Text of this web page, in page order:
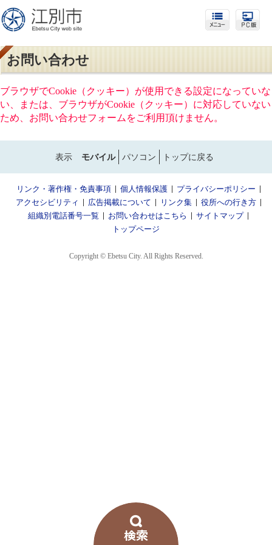
お問い合わせ
ブラウザでCookie（クッキー）が使用できる設定になっていな
い、または、ブラウザがCookie（クッキー）に対応していない
ため、お問い合わせフォームをご利用頂けません。
表示 モバイル パソコン トップに戻る
リンク・著作権・免責事項 個人情報保護
プライバシーポリシー
アクセシビリティ
広告掲載について リンク集
役所への行き方
組織別電話番号一覧
お問い合わせはこちら
サイトマップ
トップページ
Copyright © Ebetsu City. All Rights Reserved.